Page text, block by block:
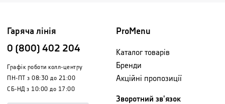
Гаряча лінія
0 (800) 402 204
Графік роботи колл-центру
ПН-ПТ з 08:30 до 21:00
СБ-НД з 10:00 до 17:00
ProMenu
Каталог товарів
Бренди
Акційні пропозиції
Зворотний зв'язок